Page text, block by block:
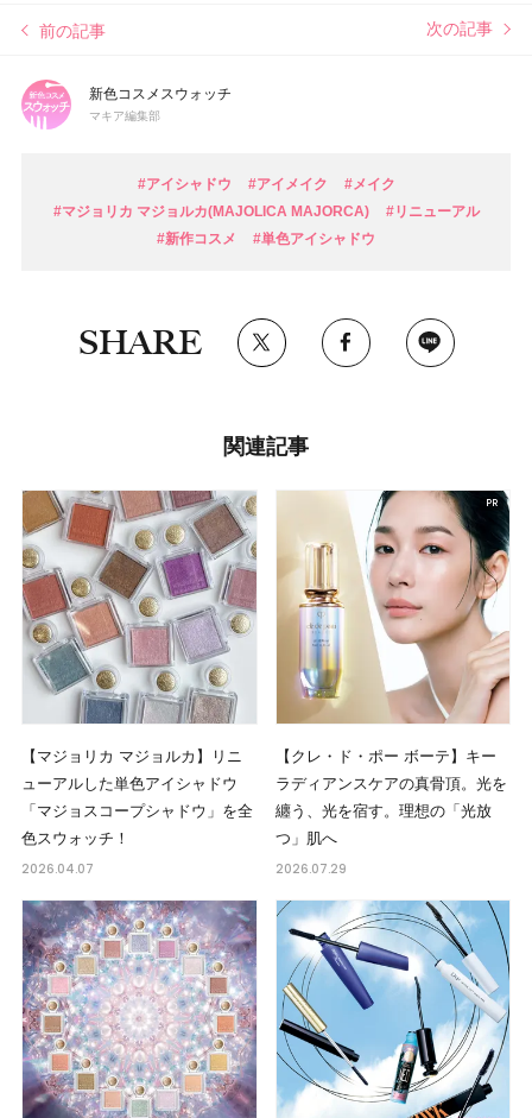
前の記事 次の記事
新色コスメスウォッチ
マキア編集部
#アイシャドウ #アイメイク
#メイク
#マジョリカ マジョルカ(MAJOLICA MAJORCA)
#リニューアル
#新作コスメ
#単色アイシャドウ
SHARE
関連記事
【マジョリカ マジョルカ】リニ
ューアルした単色アイシャドウ
「マジョスコープシャドウ」を全
色スウォッチ！
2026.04.07
【クレ・ド・ポー ボーテ】キー
ラディアンスケアの真骨頂。光を
纏う、光を宿す。理想の「光放
つ」肌へ
2026.07.29